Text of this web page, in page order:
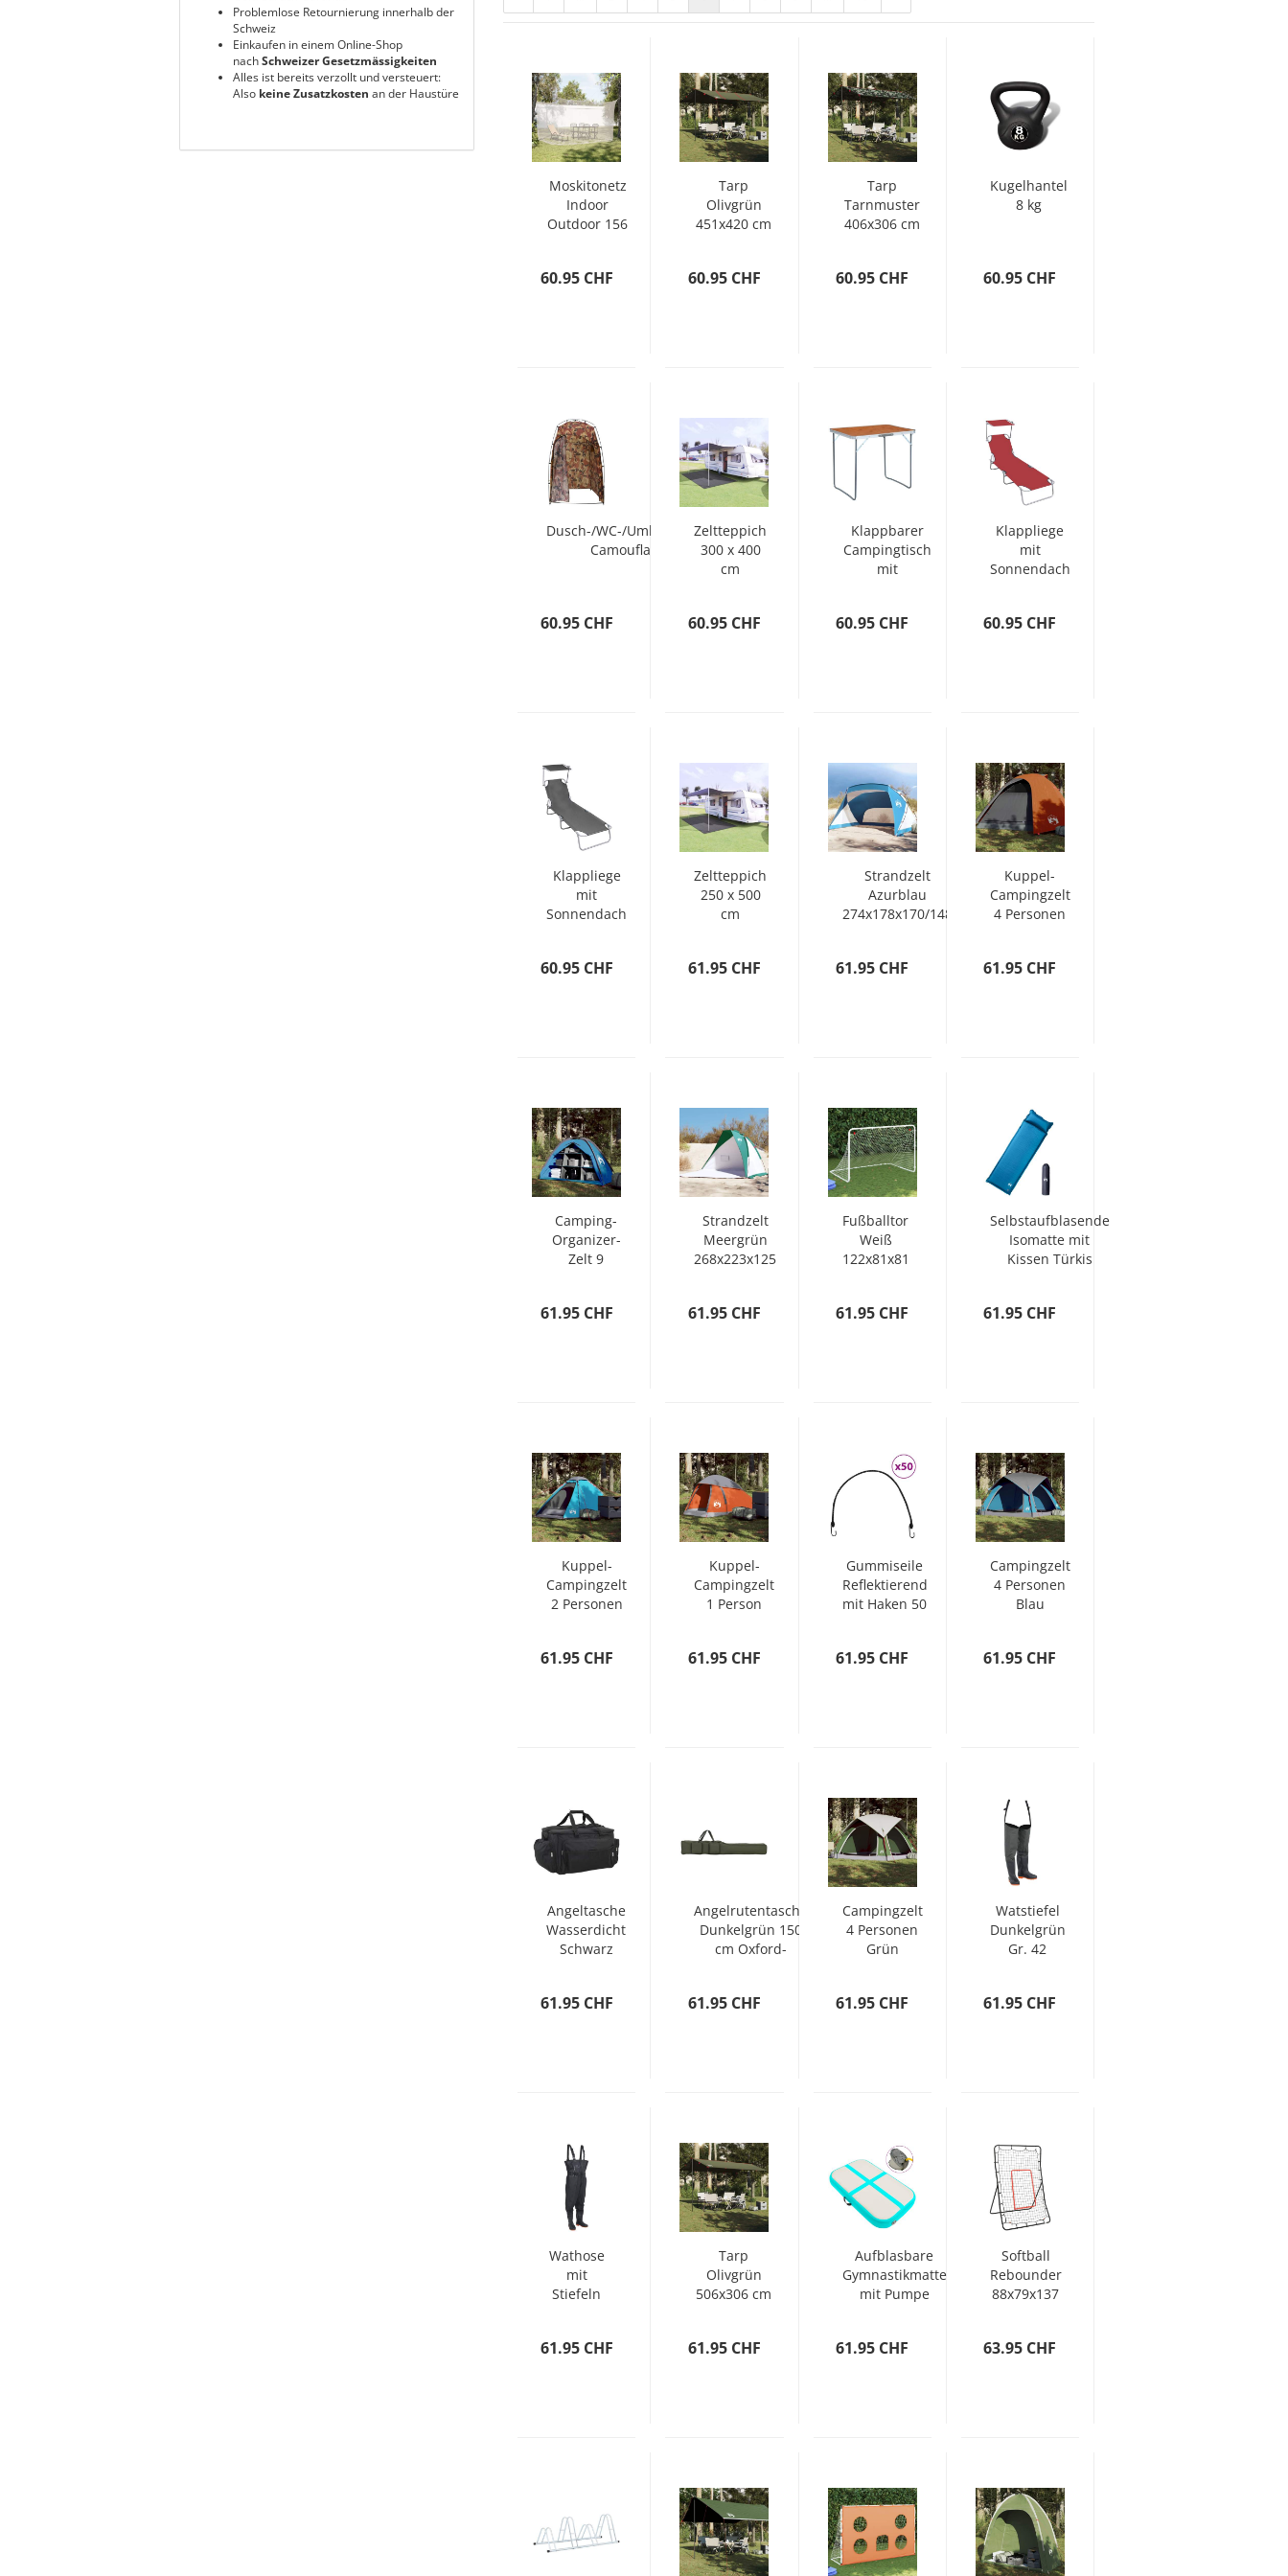
Moskitonetz
Indoor
Outdoor 156
cm
60.95 CHF
Tarp
Olivgrün
451x420 cm
60.95 CHF
Tarp
Tarnmuster
406x306 cm
60.95 CHF
Kugelhantel
8 kg
60.95 CHF
Dusch-/WC-/Umkleidezelt
Camouflage
60.95 CHF
Zeltteppich
300 x 400
cm
60.95 CHF
Klappbarer
Campingtisch
mit
60.95 CHF
Klappliege
mit
Sonnendach
60.95 CHF
Klappliege
mit
Sonnendach
60.95 CHF
Zeltteppich
250 x 500
cm
61.95 CHF
Strandzelt
Azurblau
274x178x170/148
61.95 CHF
Kuppel-
Campingzelt
4 Personen
Wasserdicht
61.95 CHF
Camping-
Organizer-
Zelt 9
61.95 CHF
Strandzelt
Meergrün
268x223x125
61.95 CHF
Fußballtor
Weiß
122x81x81
61.95 CHF
Selbstaufblasende
Isomatte mit
Kissen Türkis
61.95 CHF
Kuppel-
Campingzelt
2 Personen
61.95 CHF
Kuppel-
Campingzelt
1 Person
Wasserdicht
61.95 CHF
Gummiseile
Reflektierend
mit Haken 50
61.95 CHF
Campingzelt
4 Personen
Blau
61.95 CHF
Angeltasche
Wasserdicht
Schwarz
61.95 CHF
Angelrutentasche
Dunkelgrün 150
cm Oxford-
61.95 CHF
Campingzelt
4 Personen
Grün
61.95 CHF
Watstiefel
Dunkelgrün
Gr. 42
61.95 CHF
Wathose
mit
Stiefeln
Schwarz
61.95 CHF
Tarp
Olivgrün
506x306 cm
61.95 CHF
Aufblasbare
Gymnastikmatte
mit Pumpe
61.95 CHF
Softball
Rebounder
88x79x137
63.95 CHF
Problemlose Retournierung innerhalb der
Schweiz
Einkaufen in einem Online-Shop
nachSchweizer Gesetzmässigkeiten
Alles ist bereits verzollt und versteuert:
Also keine Zusatzkosten an der Haustüre